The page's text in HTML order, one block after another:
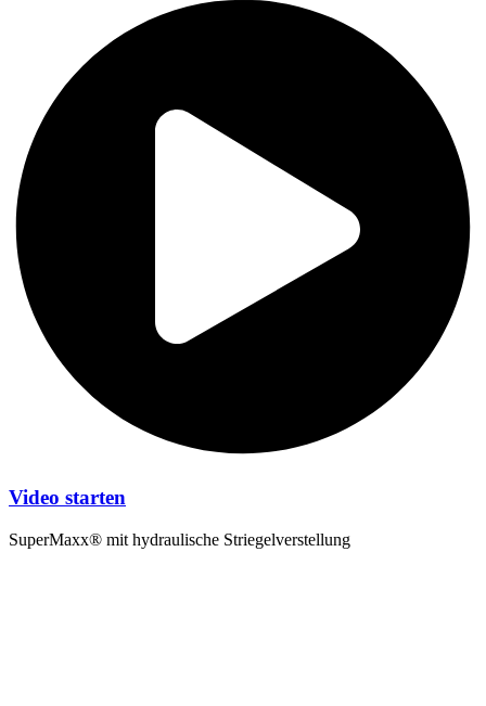
Video starten
SuperMaxx® mit hydraulische Striegelverstellung